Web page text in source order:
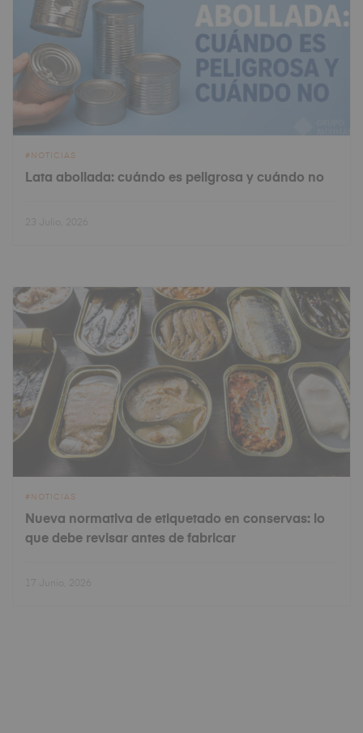
NOTICIAS
Lata abollada: cuándo es peligrosa y cuándo no
NOTICIAS
Nueva normativa de etiquetado en conservas: lo
que debe revisar antes de fabricar